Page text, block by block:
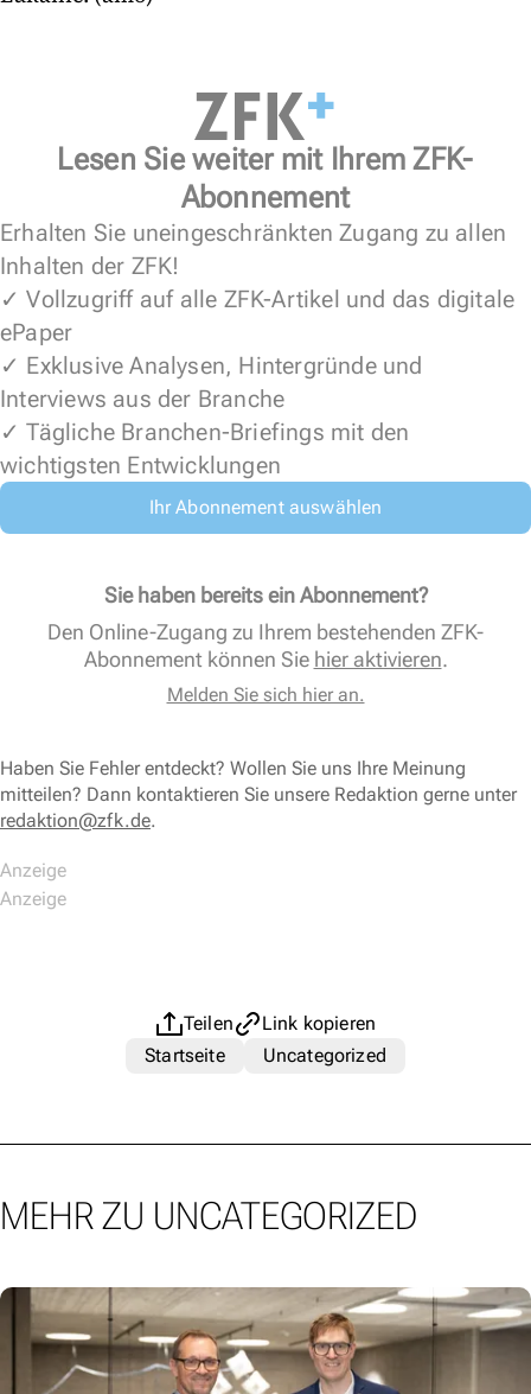
Lesen Sie weiter mit Ihrem ZFK-
Abonnement
Erhalten Sie uneingeschränkten Zugang zu allen
Inhalten der ZFK!
✓ Vollzugriff auf alle ZFK-Artikel und das digitale
ePaper
✓ Exklusive Analysen, Hintergründe und
Interviews aus der Branche
✓ Tägliche Branchen-Briefings mit den
wichtigsten Entwicklungen
Ihr Abonnement auswählen
Sie haben bereits ein Abonnement?
Den Online-Zugang zu Ihrem bestehenden ZFK-
Abonnement können Sie hier aktivieren.
Melden Sie sich hier an.
Haben Sie Fehler entdeckt? Wollen Sie uns Ihre Meinung
mitteilen? Dann kontaktieren Sie unsere Redaktion gerne unter
redaktion@zfk.de.
Teilen
Link kopieren
Startseite
Uncategorized
MEHR ZU UNCATEGORIZED